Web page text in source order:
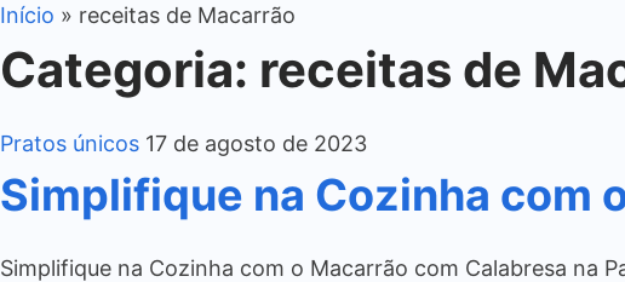
Início » receitas de Macarrão
Categoria: receitas de
Pratos únicos 17 de agosto de 2023
Simplifique na Cozinha com
Simplifique na Cozinha com o Macarrão com Calabresa na